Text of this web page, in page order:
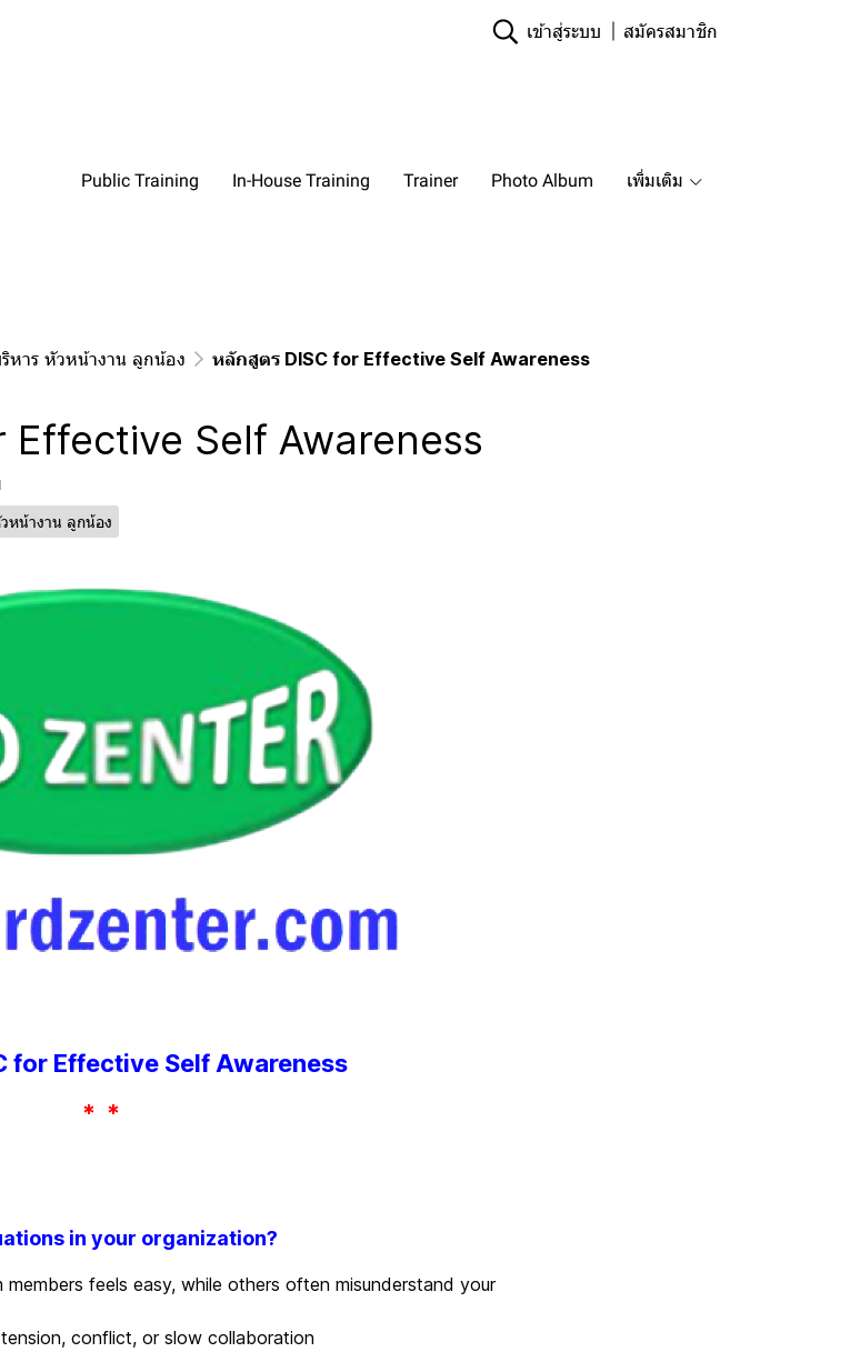
เข้าสู่ระบบ สมัครสมาชิก
Public Training In-House Training Trainer Photo Album เพิ่มเติม
หาร หัวหน้างาน ลูกน้อง หลักสูตร DISC for Effective Self Awareness
Effective Self Awareness
หน้างาน ลูกน้อง
for Effective Self Awareness
* *
in your organization?
feels easy, while others often misunderstand your
conflict, or slow collaboration